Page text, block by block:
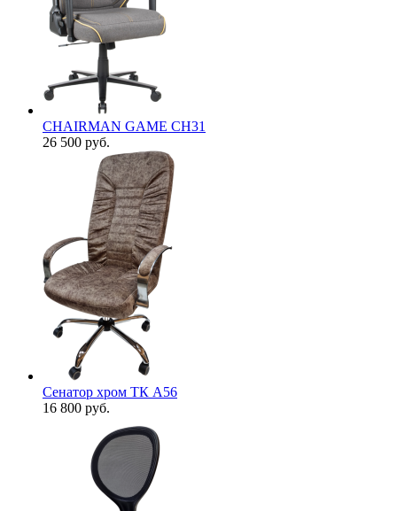
CHAIRMAN GAME CH31
26 500 руб.
Сенатор хром ТК А56
16 800 руб.